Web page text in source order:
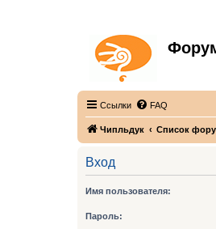
Ссылки FAQ
Чипльдук Список
Вход
Имя пользователя:
Пароль: